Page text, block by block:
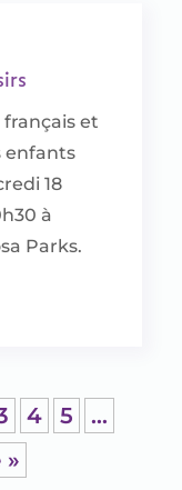
et
enfants
18
à
Parks.
4 5
…
»